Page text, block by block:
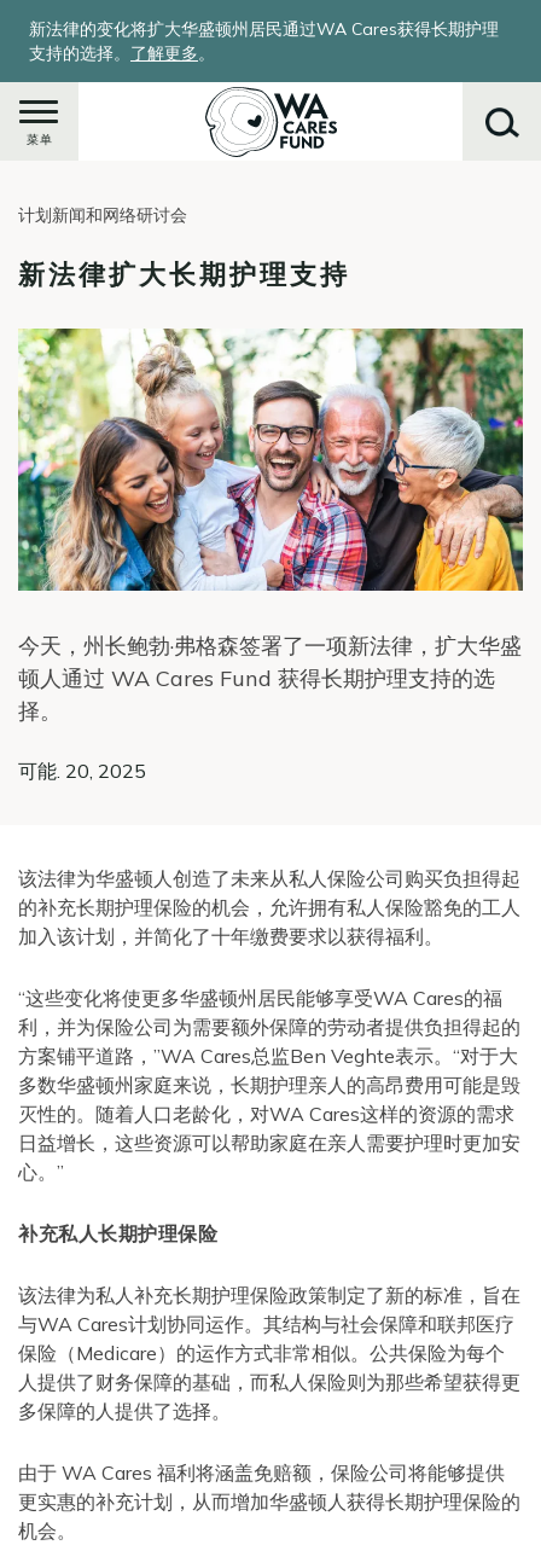
新法律的变化将扩大华盛顿州居民通过WA Cares获得长期护理
支持的选择。 了解更多。
菜单
计划新闻和网络研讨会
新法律扩大长期护理支持
可能. 20, 2025
今天，州长鲍勃·弗格森签署了一项新法律，扩大华盛
顿人通过 WA Cares Fund 获得长期护理支持的选
择。
该法律为华盛顿人创造了未来从私人保险公司购买负担得起
的补充长期护理保险的机会，允许拥有私人保险豁免的工人
加入该计划，并简化了十年缴费要求以获得福利。
“这些变化将使更多华盛顿州居民能够享受WA Cares的福
利，并为保险公司为需要额外保障的劳动者提供负担得起的
方案铺平道路，”WA Cares总监Ben Veghte表示。“对于大
多数华盛顿州家庭来说，长期护理亲人的高昂费用可能是毁
灭性的。随着人口老龄化，对WA Cares这样的资源的需求
日益增长，这些资源可以帮助家庭在亲人需要护理时更加安
心。”
补充私人长期护理保险
该法律为私人补充长期护理保险政策制定了新的标准，旨在
与WA Cares计划协同运作。其结构与社会保障和联邦医疗
保险（Medicare）的运作方式非常相似。公共保险为每个
人提供了财务保障的基础，而私人保险则为那些希望获得更
多保障的人提供了选择。
由于 WA Cares 福利将涵盖免赔额，保险公司将能够提供
更实惠的补充计划，从而增加华盛顿人获得长期护理保险的
机会。